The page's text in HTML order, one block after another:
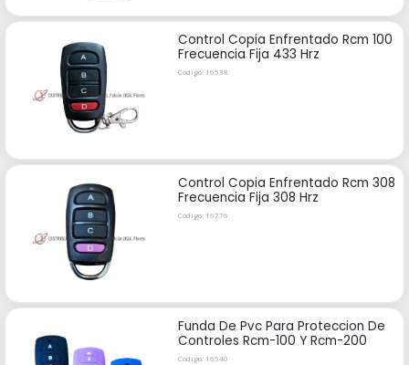
Control Copia Enfrentado Rcm 100
Frecuencia Fija 433 Hrz
Código: 16538
Control Copia Enfrentado Rcm 308
Frecuencia Fija 308 Hrz
Código: 16776
Funda De Pvc Para Proteccion De
Controles Rcm-100 Y Rcm-200
Código: 16540